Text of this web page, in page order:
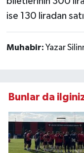
ise 130 liradan
Muhabir: Yazar
Bunlar da